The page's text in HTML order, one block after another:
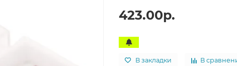
423.00р.
В закладки В